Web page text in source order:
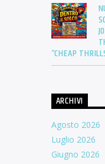
“CHEAP
ARCHIVI
Agosto 2026
Luglio 2026
Giugno 2026